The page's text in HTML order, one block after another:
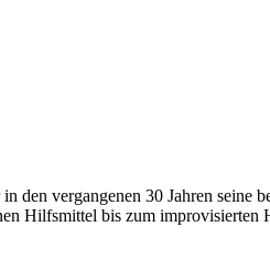
vergangenen 30 Jahren seine
Hilfsmittel bis zum improvisierten